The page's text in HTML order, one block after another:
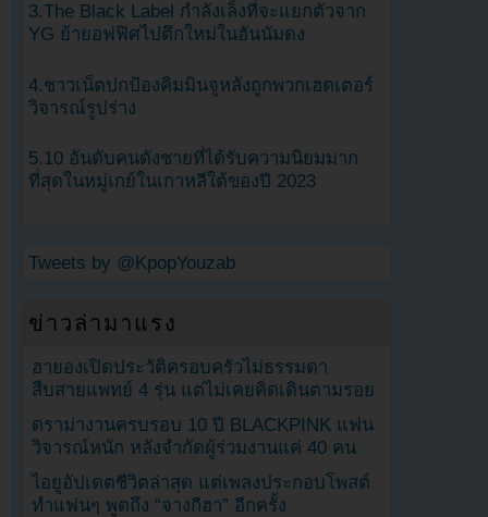
3.The Black Label กำลังเล็งที่จะแยกตัวจาก
YG ย้ายอฟฟิศไปตึกใหม่ในฮันนัมดง
4.ชาวเน็ตปกป้องคิมมินจูหลังถูกพวกเฮดเตอร์
วิจารณ์รูปร่าง
5.10 อันดับคนดังชายที่ได้รับความนิยมมาก
ที่สุดในหมู่เกย์ในเกาหลีใต้ของปี 2023
Tweets by @KpopYouzab
ข่าวล่ามาแรง
ฮายองเปิดประวัติครอบครัวไม่ธรรมดา
สืบสายแพทย์ 4 รุ่น แต่ไม่เคยคิดเดินตามรอย
ดราม่างานครบรอบ 10 ปี BLACKPINK แฟน
วิจารณ์หนัก หลังจำกัดผู้ร่วมงานแค่ 40 คน
ไอยูอัปเดตชีวิตล่าสุด แต่เพลงประกอบโพสต์
ทำแฟนๆ พูดถึง “จางกีฮา” อีกครั้ง